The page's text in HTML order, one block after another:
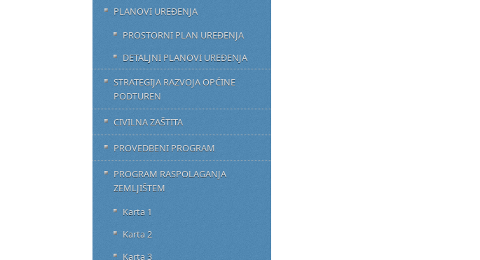
PLANOVI UREĐENJA
PROSTORNI PLAN UREĐENJA
DETALJNI PLANOVI UREĐENJA
STRATEGIJA RAZVOJA OPĆINE
PODTUREN
CIVILNA ZAŠTITA
PROVEDBENI PROGRAM
PROGRAM RASPOLAGANJA
ZEMLJIŠTEM
Karta 1
Karta 2
Karta 3